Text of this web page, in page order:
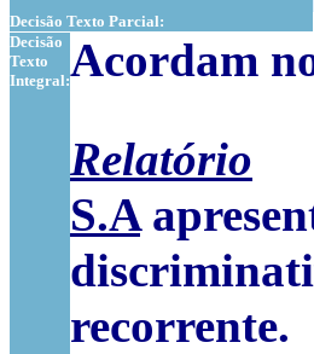
Decisão Texto Parcial:
Decisão
Texto
Integral:Acordam
Relatório
S.A
recorrente.